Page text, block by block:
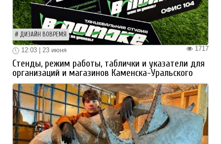
ДИЗАЙН ВОВРЕМЯ
1717
12:03 | 23 июня
Стенды, режим работы, таблички и указатели для
организаций и магазинов Каменска-Уральского